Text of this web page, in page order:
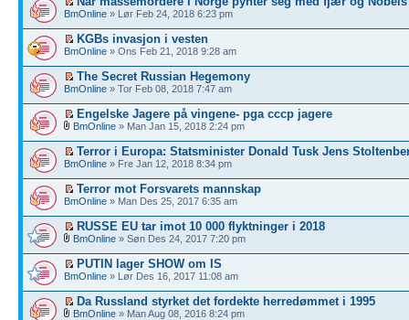
BmOnline » Lør Feb 24, 2018 6:23 pm
KGBs invasjon i vesten
BmOnline » Ons Feb 21, 2018 9:28 am
The Secret Russian Hegemony
BmOnline » Tor Feb 08, 2018 7:47 am
Engelske Jagere på vingene- pga cccp jagere
BmOnline » Man Jan 15, 2018 2:24 pm
Terror i Europa: Statsminister Donald Tusk Jens
BmOnline » Fre Jan 12, 2018 8:34 pm
Terror mot Forsvarets mannskap
BmOnline » Man Des 25, 2017 6:35 am
RUSSE EU tar imot 10 000 flyktninger i 2018
BmOnline » Søn Des 24, 2017 7:20 pm
PUTIN lager SHOW om IS
BmOnline » Lør Des 16, 2017 11:08 am
Da Russland styrket det fordekte herredømmet i 1995
BmOnline » Man Aug 08, 2016 8:24 pm